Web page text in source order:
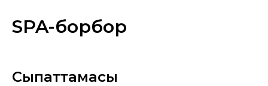
SPA-борбор
Сыпаттамасы